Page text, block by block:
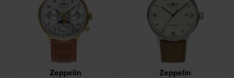
Zeppelin Zeppelin